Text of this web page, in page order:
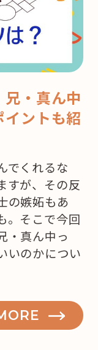
・真ん中
ントも紹
でくれるな
すが、その反
の嫉妬もあ
。そこで今回
・真ん中っ
いのかについ